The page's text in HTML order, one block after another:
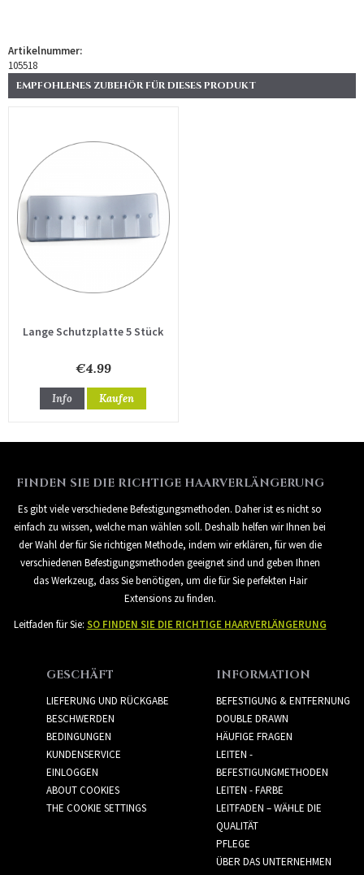
Artikelnummer:
105518
EMPFOHLENES ZUBEHÖR FÜR DIESES PRODUKT
Lange Schutzplatte 5 Stück
€4.99
Info Kaufen
FINDEN SIE DIE RICHTIGE HAARVERLÄNGERUNG
Es gibt viele verschiedene Befestigungsmethoden. Daher ist es nicht so
einfach zu wissen, welche man wählen soll. Deshalb helfen wir Ihnen bei
der Wahl der für Sie richtigen Methode, indem wir erklären, für wen die
verschiedenen Befestigungsmethoden geeignet sind und geben Ihnen
das Werkzeug, dass Sie benötigen, um die für Sie perfekten Hair
Extensions zu finden.
Leitfaden für Sie: SO FINDEN SIE DIE RICHTIGE HAARVERLÄNGERUNG
GESCHÄFT
LIEFERUNG UND RÜCKGABE
BESCHWERDEN
BEDINGUNGEN
KUNDENSERVICE
EINLOGGEN
ABOUT COOKIES
THE COOKIE SETTINGS
INFORMATION
BEFESTIGUNG & ENTFERNUNG
DOUBLE DRAWN
HÄUFIGE FRAGEN
LEITEN -
BEFESTIGUNGMETHODEN
LEITEN - FARBE
LEITFADEN – WÄHLE DIE
QUALITÄT
PFLEGE
ÜBER DAS UNTERNEHMEN